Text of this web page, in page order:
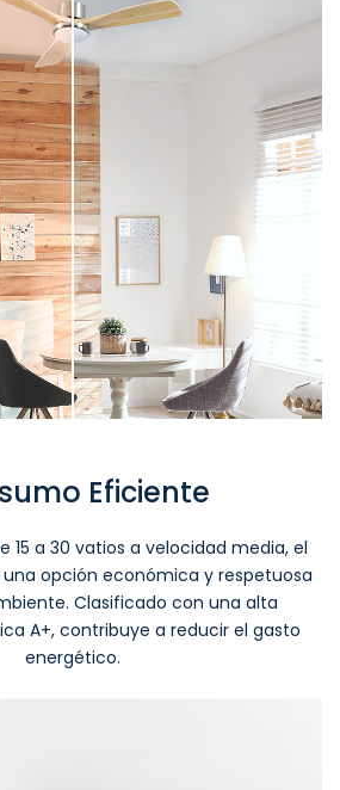
Eficiente
15 a 30 vatios a velocidad media, el
una opción económica y respetuosa
Clasificado con una alta
A+, contribuye a reducir el gasto
energético.